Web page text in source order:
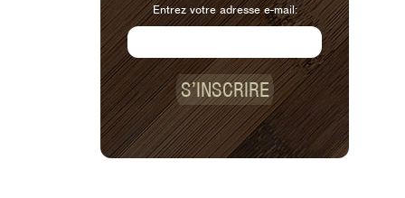
Entrez votre adresse e-mail:
S’INSCRIRE